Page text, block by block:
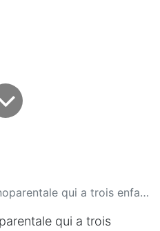
qui a trois enfants adorables...
qui a trois